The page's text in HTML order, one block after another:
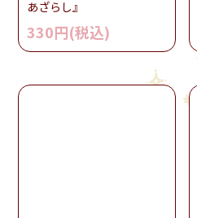
あざらし』
330円(税込)